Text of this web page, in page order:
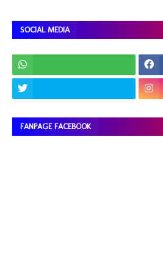
SOCIAL MEDIA
FANPAGE FACEBOOK